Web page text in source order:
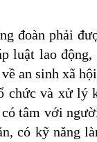
đoàn phải
luật lao
an sinh xã
chức và xử lý
tâm với
có kỹ năng